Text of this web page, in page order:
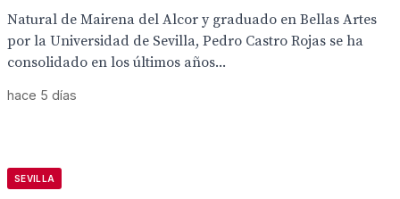
Natural de Mairena del Alcor y graduado en Bellas Artes
por la Universidad de Sevilla, Pedro Castro Rojas se ha
consolidado en los últimos años...
hace 5 días
SEVILLA